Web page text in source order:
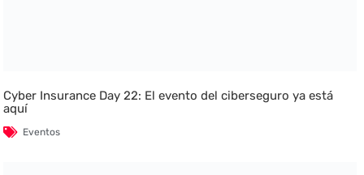
Cyber Insurance Day 22: El evento del ciberseguro ya está
aquí
Eventos